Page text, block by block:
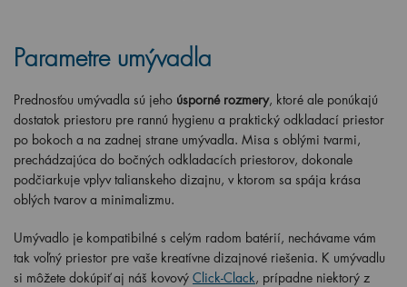
Parametre umývadla
Prednosťou umývadla sú jeho úsporné rozmery, ktoré ale ponúkajú
dostatok priestoru pre rannú hygienu a praktický odkladací priestor
po bokoch a na zadnej strane umývadla. Misa s oblými tvarmi,
prechádzajúca do bočných odkladacích priestorov, dokonale
podčiarkuje vplyv talianskeho dizajnu, v ktorom sa spája krása
oblých tvarov a minimalizmu.
Umývadlo je kompatibilné s celým radom batérií, nechávame vám
tak voľný priestor pre vaše kreatívne dizajnové riešenia. K umývadlu
si môžete dokúpiť aj náš kovový Click-Clack, prípadne niektorý z